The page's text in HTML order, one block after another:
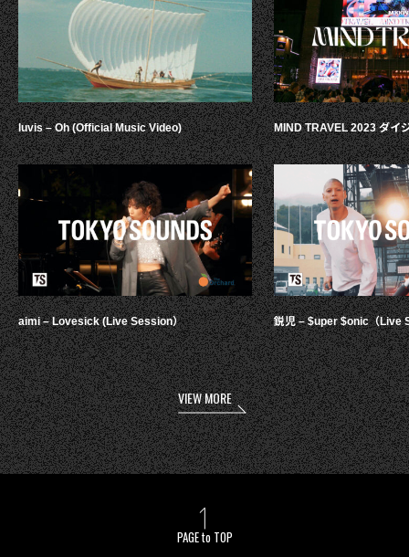
luvis – Oh (Official Music Video)
aimi – Lovesick (Live Session）
MIND TRAVEL 2023 ダイ
鋭児 – $uper $onic（Live
VIEW MORE
PAGE to TOP